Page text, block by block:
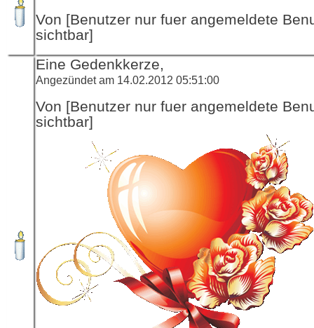
Von [Benutzer nur fuer angemeldete
sichtbar]
Eine Gedenkkerze,
Angezündet am 14.02.2012 05:51:00
Von [Benutzer nur fuer angemeldete
sichtbar]